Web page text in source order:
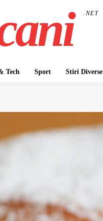
.NET
Tech Sport Stiri Diverse